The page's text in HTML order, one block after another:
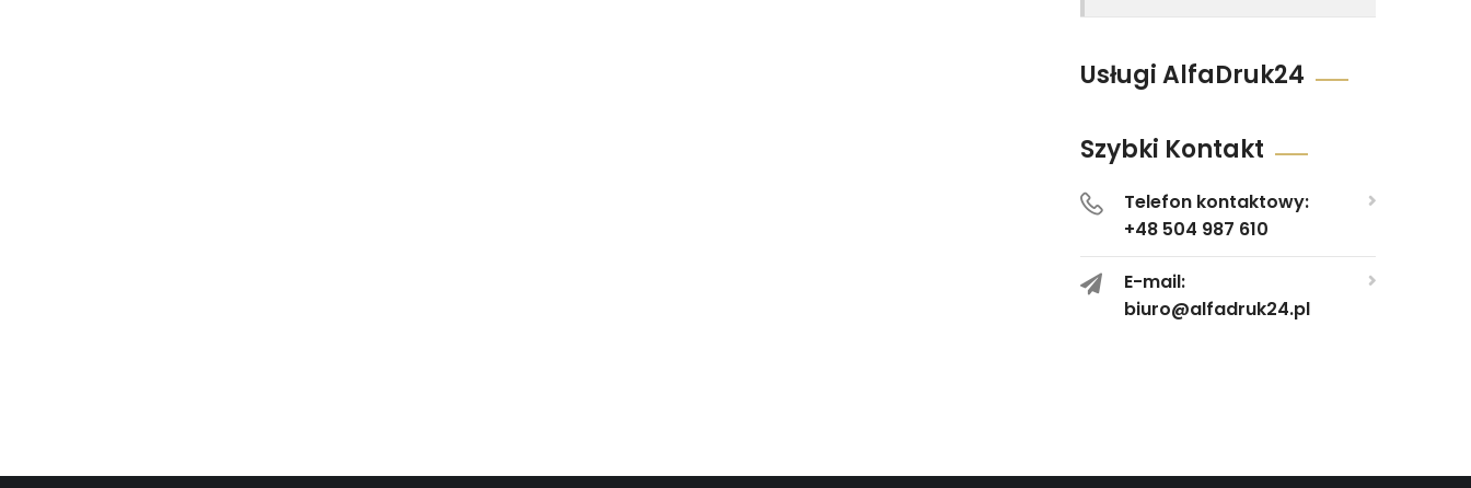
Usługi AlfaDruk24
Szybki Kontakt
Telefon kontaktowy:
+48 504 987 610
E-mail:
biuro@alfadruk24.pl